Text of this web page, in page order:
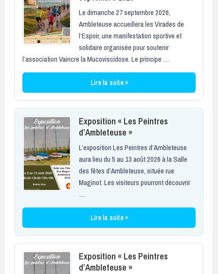
Le dimanche 27 septembre 2026,
Ambleteuse accueillera les Virades de
l’Espoir, une manifestation sportive et
solidaire organisée pour soutenir
l’association Vaincre la Mucoviscidose. Le principe …
Lire la suite »
Exposition « Les Peintres
d’Ambleteuse »
L’exposition Les Peintres d’Ambleteuse
aura lieu du 5 au 13 août 2026 à la Salle
des fêtes d’Ambleteuse, située rue
Maginot. Les visiteurs pourront découvrir
…
Lire la suite »
Exposition « Les Peintres
d’Ambleteuse »